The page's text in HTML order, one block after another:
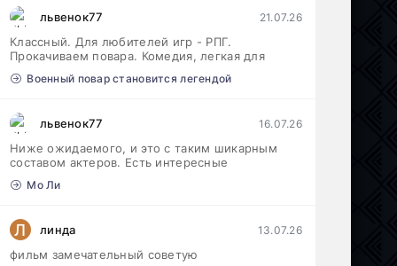
львенок77 21.07.26
Классный. Для любителей игр - РПГ.
Прокачиваем повара. Комедия, легкая для
Военный повар становится легендой
львенок77 16.07.26
Ниже ожидаемого, и это с таким шикарным
составом актеров. Есть интересные
Мо Ли
Л линда 13.07.26
фильм замечательный советую